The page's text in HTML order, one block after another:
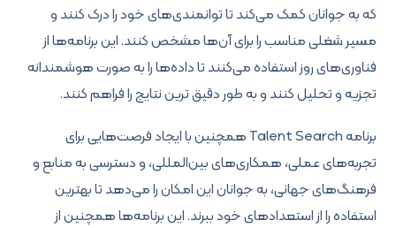
که به جوانان کمک می‌کند تا توانمندی‌های خود را درک کنند و
مسیر شغلی مناسب را برای آن‌ها مشخص کنند. این برنامه‌ها از
فناوری‌های روز استفاده می‌کنند تا داده‌ها را به صورت هوشمندانه
تجزیه و تحلیل کنند و به طور دقیق ترین نتایج را فراهم کنند.
برنامه Talent Search همچنین با ایجاد فرصت‌هایی برای
تجربه‌های عملی، همکاری‌های بین‌المللی، و دسترسی به منابع و
فرهنگ‌های جهانی، به جوانان این امکان را می‌دهد تا بهترین
استفاده را از استعدادهای خود ببرند. این برنامه‌ها همچنین از